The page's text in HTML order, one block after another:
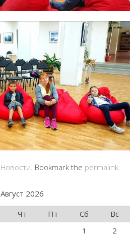
Новости . Bookmark the permalink
Август 2026
Чт Пт Сб
Вс
1
2